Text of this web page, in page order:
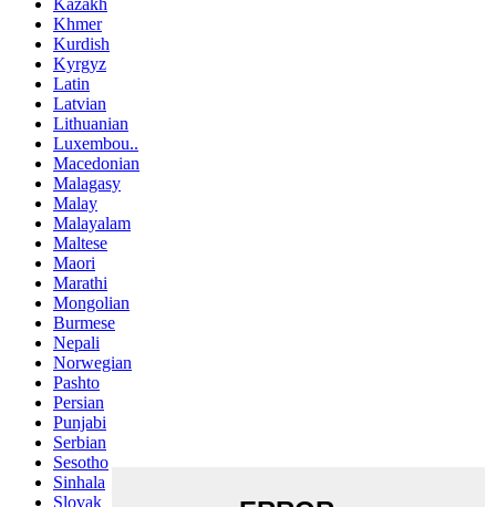
Khmer
Kurdish
Kyrgyz
Latin
Latvian
Lithuanian
Luxembou..
Macedonian
Malagasy
Malay
Malayalam
Maltese
Maori
Marathi
Mongolian
Burmese
Nepali
Norwegian
Pashto
Persian
Punjabi
Serbian
Sesotho
Sinhala
Slovak